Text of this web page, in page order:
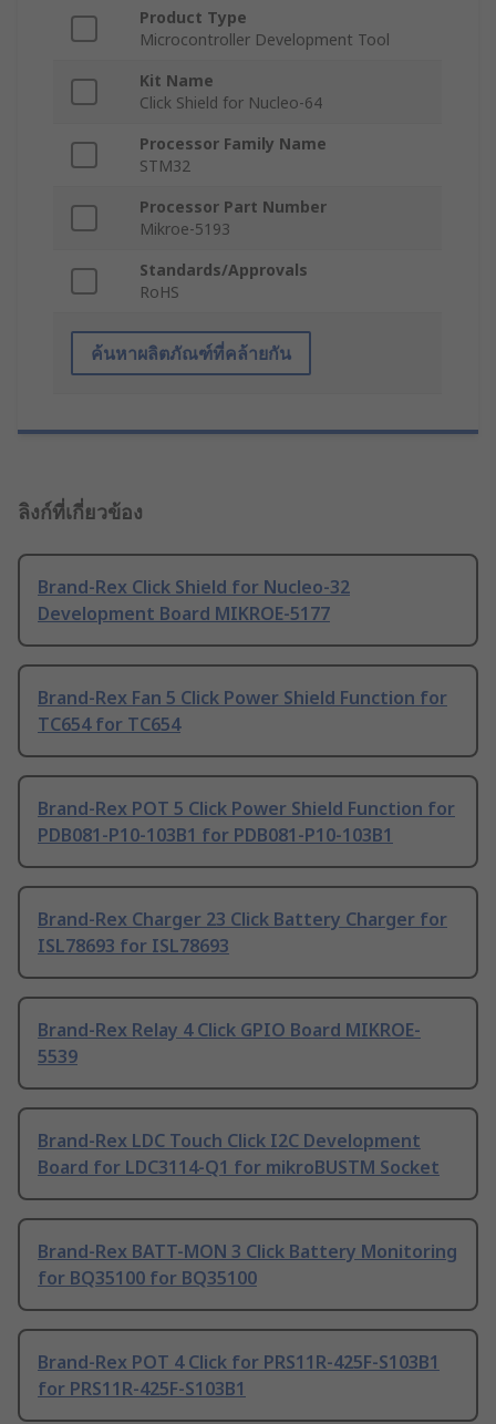
Product Type
Microcontroller Development Tool
Kit Name
Click Shield for Nucleo-64
Processor Family Name
STM32
Processor Part Number
Mikroe-5193
Standards/Approvals
RoHS
ค้นหาผลิตภัณฑ์ที่คล้ายกัน
ลิงก์ที่เกี่ยวข้อง
Brand-Rex Click Shield for Nucleo-32
Development Board MIKROE-5177
Brand-Rex Fan 5 Click Power Shield Function for
TC654 for TC654
Brand-Rex POT 5 Click Power Shield Function for
PDB081-P10-103B1 for PDB081-P10-103B1
Brand-Rex Charger 23 Click Battery Charger for
ISL78693 for ISL78693
Brand-Rex Relay 4 Click GPIO Board MIKROE-
5539
Brand-Rex LDC Touch Click I2C Development
Board for LDC3114-Q1 for mikroBUSTM Socket
Brand-Rex BATT-MON 3 Click Battery Monitoring
for BQ35100 for BQ35100
Brand-Rex POT 4 Click for PRS11R-425F-S103B1
for PRS11R-425F-S103B1